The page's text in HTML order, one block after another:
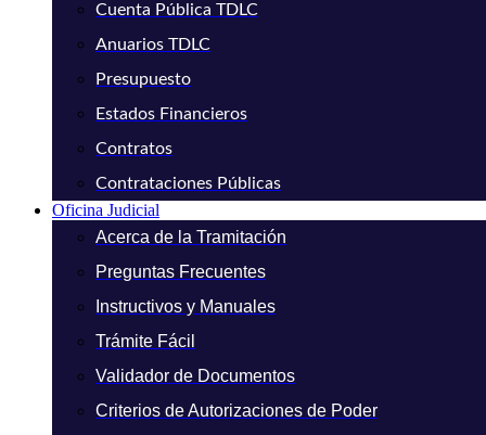
Cuenta Pública TDLC
Anuarios TDLC
Presupuesto
Estados Financieros
Contratos
Contrataciones Públicas
Oficina Judicial
Acerca de la Tramitación
Preguntas Frecuentes
Instructivos y Manuales
Trámite Fácil
Validador de Documentos
Criterios de Autorizaciones de Poder